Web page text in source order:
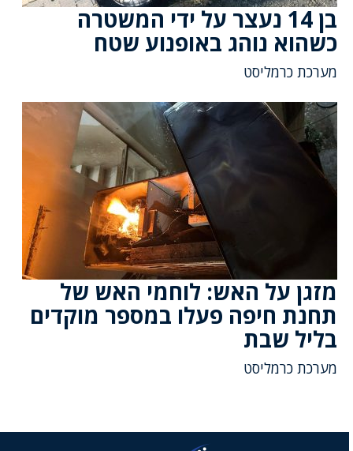
בן 14 נעצר על ידי המשטרה
כשהוא נוהג באופנוע שטח
מערכת כרמליסט
מזגן על האש: לוחמי האש של
תחנת חיפה פעלו במספר מוקדים
בליל שבת
מערכת כרמליסט